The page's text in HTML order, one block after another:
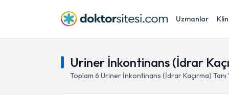
Uzmanlar
Uriner İnkontinans (İdrar
Toplam 6 Uriner İnkontinans (İdrar Kaçırma) Tanı